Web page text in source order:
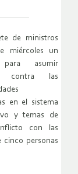
de ministros
miércoles un
para asumir
contra las
en el sistema
y temas de
con las
cinco personas